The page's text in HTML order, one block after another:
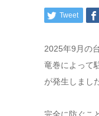
Tweet
2025年9月の
竜巻によって
が発生しまし